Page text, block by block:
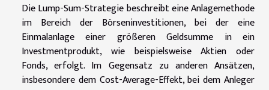
Die Lump-Sum-Strategie beschreibt eine Anlagemethode
im Bereich der Börseninvestitionen, bei der eine
Einmalanlage einer größeren Geldsumme in ein
Investmentprodukt, wie beispielsweise Aktien oder
Fonds, erfolgt. Im Gegensatz zu anderen Ansätzen,
insbesondere dem Cost-Average-Effekt, bei dem Anleger